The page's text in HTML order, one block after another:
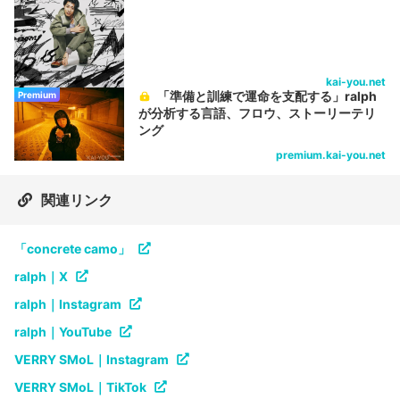
kai-you.net
Premium
「準備と訓練で運命を支配する」ralph
が分析する言語、フロウ、ストーリーテリ
ング
premium.kai-you.net
関連リンク
「concrete camo」
ralph｜X
ralph｜Instagram
ralph｜YouTube
VERRY SMoL｜Instagram
VERRY SMoL｜TikTok